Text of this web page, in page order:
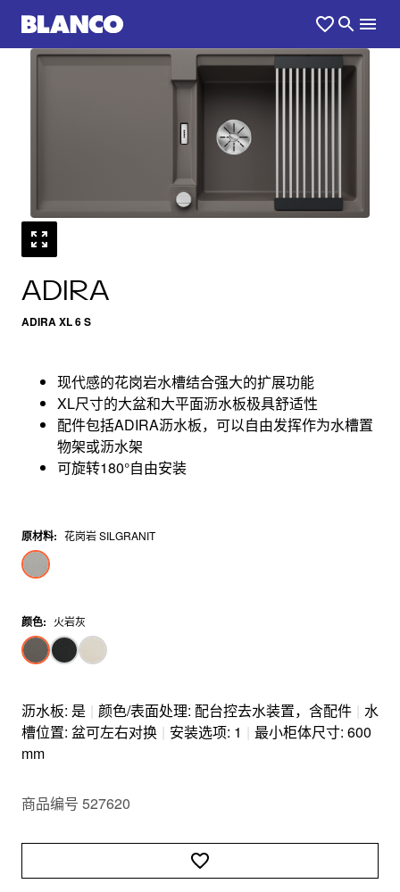
ADIRA
ADIRA XL 6 S
现代感的花岗岩水槽结合强大的扩展功能
XL尺寸的大盆和大平面沥水板极具舒适性
配件包括ADIRA沥水板，可以自由发挥作为水槽置
物架或沥水架
可旋转180°自由安装
原材料: 花岗岩 SILGRANIT
颜色: 火岩灰
沥水板: 是 | 颜色/表面处理: 配台控去水装置，含配件 | 水
槽位置: 盆可左右对换 | 安装选项: 1 | 最小柜体尺寸: 600
mm
商品编号 527620